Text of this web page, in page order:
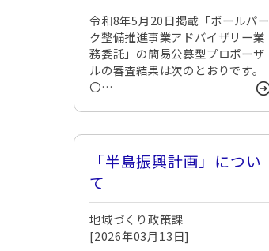
令和8年5月20日掲載「ボールパー
ク整備推進事業アドバイザリー業
務委託」の簡易公募型プロポーザ
ルの審査結果は次のとおりです。
〇…
「半島振興計画」につい
て
地域づくり政策課
[2026年03月13日]